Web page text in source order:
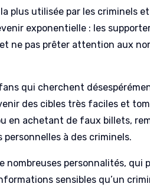
plus utilisée par les criminels
exponentielle : les
ne pas prêter attention aux
qui cherchent
des cibles très faciles et
en achetant de faux billets,
personnelles à des criminels.
nombreuses personnalités, qui
sensibles qu’un